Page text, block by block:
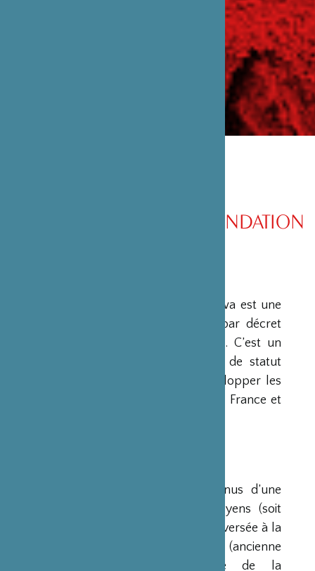
PRÉSENTATION DE LA FONDATION
La Fondation Franco-Japonaise Sasakawa est une
fondation reconnue d’utilité publique par décret
du Premier Ministre du 23 mars 1990. C’est un
organisme privé, sans but lucratif et de statut
français, qui a pour mission de « développer les
relations culturelles et d’amitié entre la France et
Ses ressources proviennent des revenus d’une
dotation initiale de trois milliards de yens (soit
environ 20 millions d’euros à l’époque) versée à la
France par la Fondation Nippon (ancienne
Fondation de l’Industrie Japonaise de la